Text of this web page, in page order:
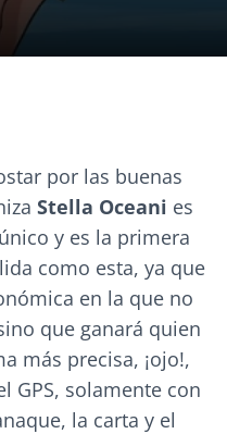
por las buenas
Stella Oceani es
y es la primera
como esta, ya que
en la que no
que ganará quien
más precisa, ¡ojo!,
GPS, solamente con
la carta y el